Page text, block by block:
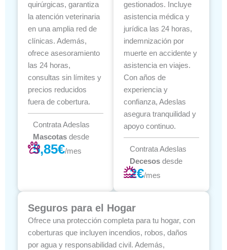
quirúrgicas, garantiza
la atención veterinaria
en una amplia red de
clínicas. Además,
ofrece asesoramiento
las 24 horas,
consultas sin límites y
precios reducidos
fuera de cobertura.
Contrata Adeslas
Mascotasdesde
5,85€/mes
gestionados. Incluye
asistencia médica y
jurídica las 24 horas,
indemnización por
muerte en accidente y
asistencia en viajes.
Con años de
experiencia y
confianza, Adeslas
asegura tranquilidad y
apoyo continuo.
Contrata Adeslas
Decesos desde
2€/mes
Seguros para el Hogar
Ofrece una protección completa para tu hogar, con
coberturas que incluyen incendios, robos, daños
por agua y responsabilidad civil. Además,